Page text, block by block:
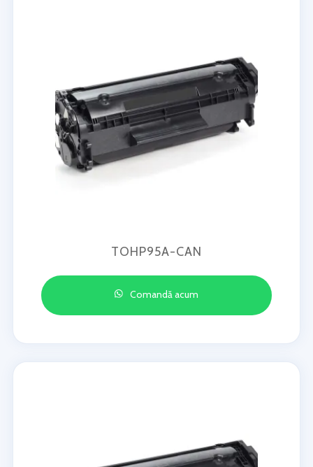
TOHP95A-CAN
Comandă acum